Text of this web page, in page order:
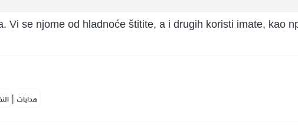
Vi se njome od hladnoće štitite, a i drugih koristi imate, kao
| هدايات